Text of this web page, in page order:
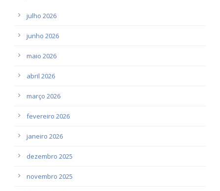
julho 2026
junho 2026
maio 2026
abril 2026
março 2026
fevereiro 2026
janeiro 2026
dezembro 2025
novembro 2025